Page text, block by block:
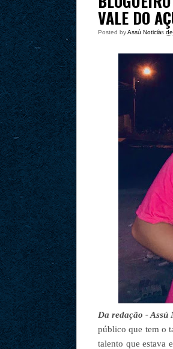
VALE DO
Posted byAssú Noticia
às
Da redação - Assú
público que tem o
talento que estava